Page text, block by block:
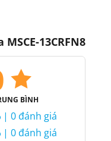
13CRFN8
BÌNH
| 0 đánh giá
| 0 đánh giá